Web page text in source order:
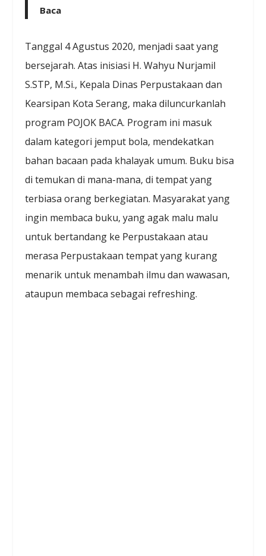
Baca
Tanggal 4 Agustus 2020, menjadi saat yang
bersejarah. Atas inisiasi H. Wahyu Nurjamil
S.STP, M.Si., Kepala Dinas Perpustakaan dan
Kearsipan Kota Serang, maka diluncurkanlah
program POJOK BACA. Program ini masuk
dalam kategori jemput bola, mendekatkan
bahan bacaan pada khalayak umum. Buku bisa
di temukan di mana-mana, di tempat yang
terbiasa orang berkegiatan. Masyarakat yang
ingin membaca buku, yang agak malu malu
untuk bertandang ke Perpustakaan atau
merasa Perpustakaan tempat yang kurang
menarik untuk menambah ilmu dan wawasan,
ataupun membaca sebagai refreshing.